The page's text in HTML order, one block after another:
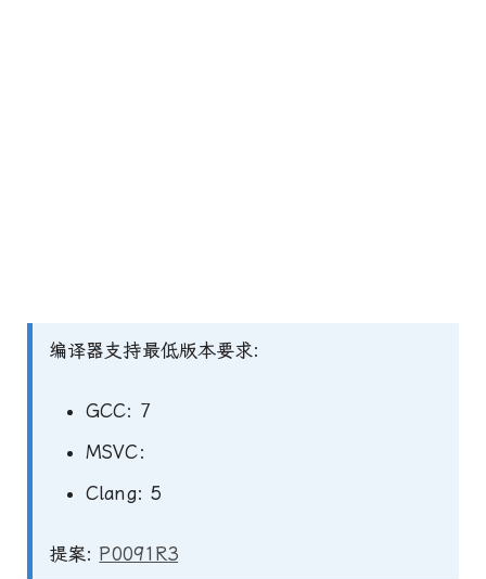
编译器支持最低版本要求:
GCC: 7
MSVC:
Clang: 5
提案: P0091R3